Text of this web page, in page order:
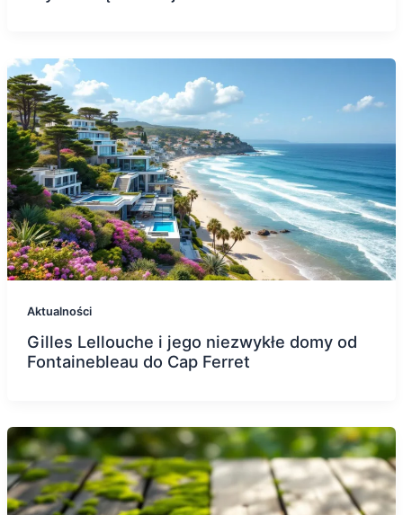
Aktualności
Gilles Lellouche i jego niezwykłe domy od
Fontainebleau do Cap Ferret